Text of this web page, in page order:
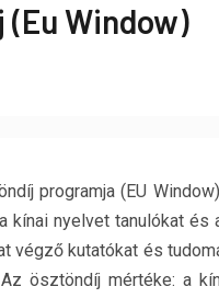
Window)
programja (EU
kínai nyelvet tanulókat és
végző kutatókat és
ösztöndíj mértéke: a